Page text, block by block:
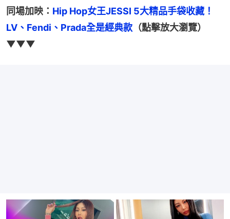
同場加映： Hip Hop女王JESSI 5大精品手袋收藏！
LV、Fendi、Prada全是經典款 （點擊放大瀏覽）
▼▼▼